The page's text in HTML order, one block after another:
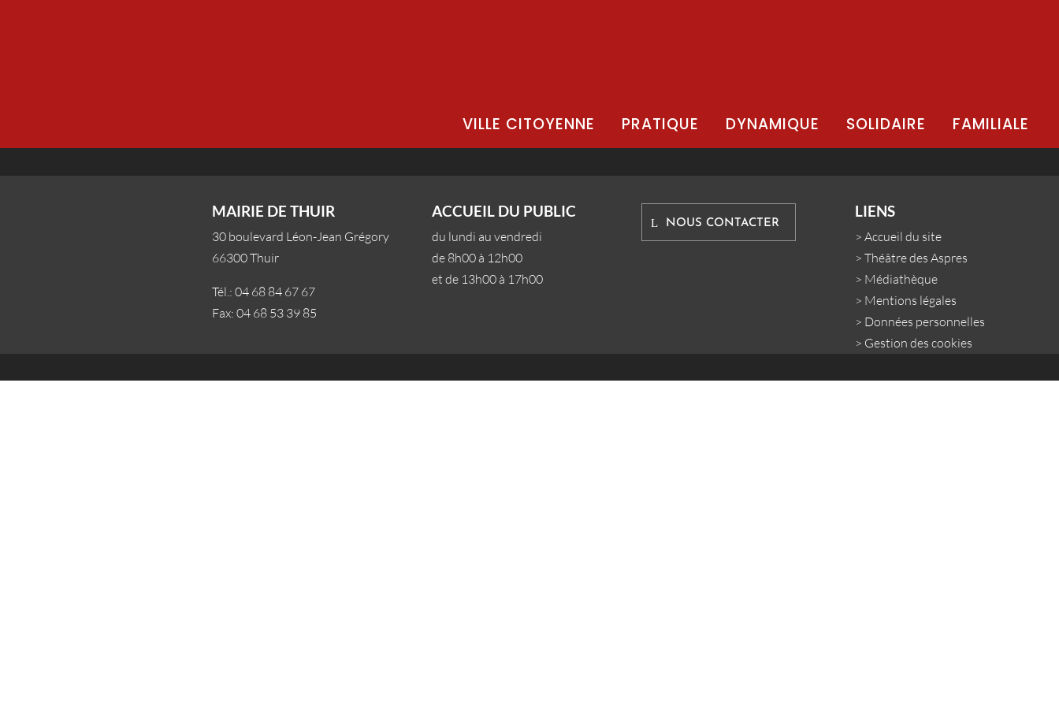
VILLE CITOYENNE PRATIQUE DYNAMIQUE SOLIDAIRE FAMILIALE
MAIRIE DE THUIR
30 boulevard Léon-Jean Grégory
66300 Thuir
Tél.: 04 68 84 67 67
Fax: 04 68 53 39 85
ACCUEIL DU PUBLIC
du lundi au vendredi
de 8h00 à 12h00
et de 13h00 à 17h00
NOUS CONTACTER
LIENS
>Accueil du site
>Théâtre des Aspres
> Médiathèque
> Mentions légales
> Données personnelles
> Gestion des cookies